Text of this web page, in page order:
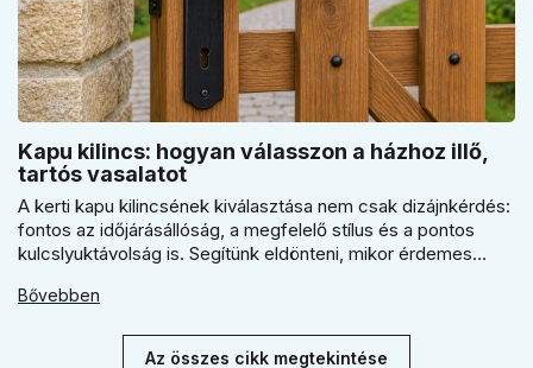
Kapu kilincs: hogyan válasszon a házhoz illő,
tartós vasalatot
A kerti kapu kilincsének kiválasztása nem csak dizájnkérdés:
fontos az időjárásállóság, a megfelelő stílus és a pontos
kulcslyuktávolság is. Segítünk eldönteni, mikor érdemes
kilincs + gomb megoldást választani.
Bővebben
Az összes cikk megtekintése